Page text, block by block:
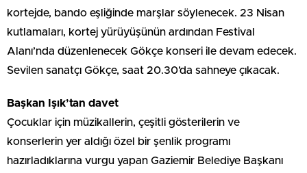
kortejde, bando eşliğinde marşlar söylenecek. 23 Nisan
kutlamaları, kortej yürüyüşünün ardından Festival
Alanı’nda düzenlenecek Gökçe konseri ile devam edecek.
Sevilen sanatçı Gökçe, saat 20.30’da sahneye çıkacak.
Başkan Işık’tan davet
Çocuklar için müzikallerin, çeşitli gösterilerin ve
konserlerin yer aldığı özel bir şenlik programı
hazırladıklarına vurgu yapan Gaziemir Belediye Başkanı